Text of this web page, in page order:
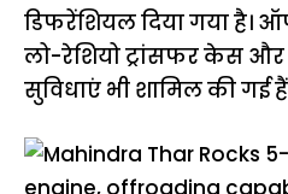
डिफरेंशियल दिया गया है।
लो-रेशियो ट्रांसफर केस और
सुविधाएं भी शामिल की गई